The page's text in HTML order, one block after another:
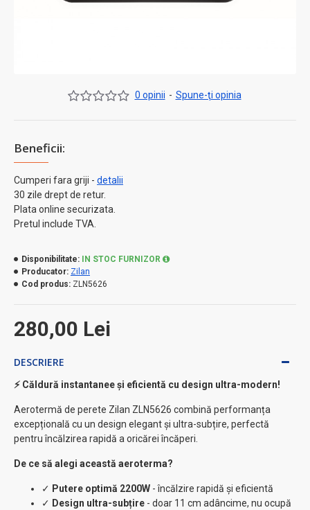
Beneficii:
Cumperi fara griji - detalii
30 zile drept de retur.
Plata online securizata.
Pretul include TVA.
0 opinii - Spune-ţi opinia
280,00 Lei
Disponibilitate:
IN STOC FURNIZOR
Producator: Zilan
Cod produs: ZLN5626
DESCRIERE
⚡ Căldură instantanee și eficientă cu design ultra-modern!
Aerotermă de perete Zilan ZLN5626 combină performanța
excepțională cu un design elegant și ultra-subțire, perfectă
pentru încălzirea rapidă a oricărei încăperi.
De ce să alegi această aeroterma?
✓ Putere optimă 2200W - încălzire rapidă și eficientă
✓ Design ultra-subțire - doar 11 cm adâncime, nu ocupă